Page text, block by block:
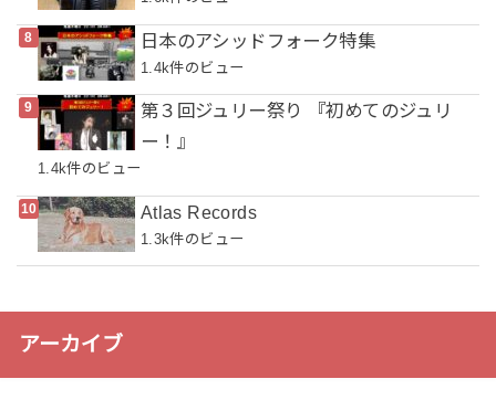
日本のアシッドフォーク特集
1.4k件のビュー
第３回ジュリー祭り 『初めてのジュリ
ー！』
1.4k件のビュー
Atlas Records
1.3k件のビュー
アーカイブ